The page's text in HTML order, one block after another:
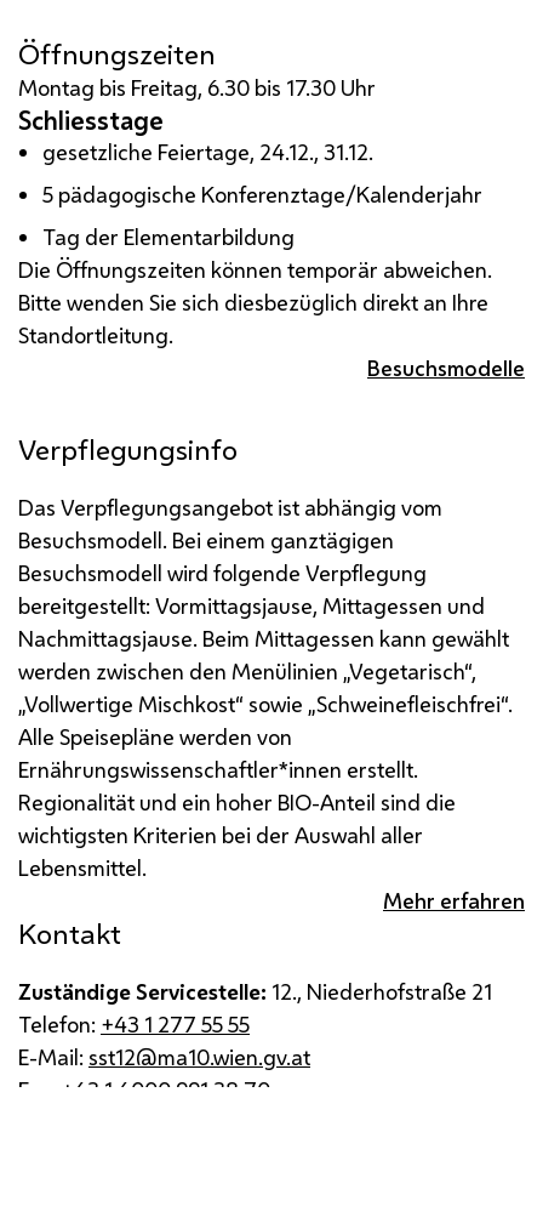
Öffnungszeiten
Montag bis Freitag, 6.30 bis 17.30 Uhr
Schliesstage
gesetzliche Feiertage, 24.12., 31.12.
5 pädagogische Konferenztage/Kalenderjahr
Tag der Elementarbildung
Die Öffnungszeiten können temporär abweichen.
Bitte wenden Sie sich diesbezüglich direkt an Ihre
Standortleitung.
Besuchsmodelle
Verpflegungsinfo
Das Verpflegungsangebot ist abhängig vom
Besuchsmodell. Bei einem ganztägigen
Besuchsmodell wird folgende Verpflegung
bereitgestellt: Vormittagsjause, Mittagessen und
Nachmittagsjause. Beim Mittagessen kann gewählt
werden zwischen den Menülinien „Vegetarisch“,
„Vollwertige Mischkost“ sowie „Schweinefleischfrei“.
Alle Speisepläne werden von
Ernährungswissenschaftler*innen erstellt.
Regionalität und ein hoher BIO-Anteil sind die
wichtigsten Kriterien bei der Auswahl aller
Lebensmittel.
Mehr erfahren
Kontakt
Zuständige Servicestelle: 12., Niederhofstraße 21
Telefon: +43 1 277 55 55
E-Mail: sst12@ma10.wien.gv.at
Fax:
+43 1 4000 991 38 70